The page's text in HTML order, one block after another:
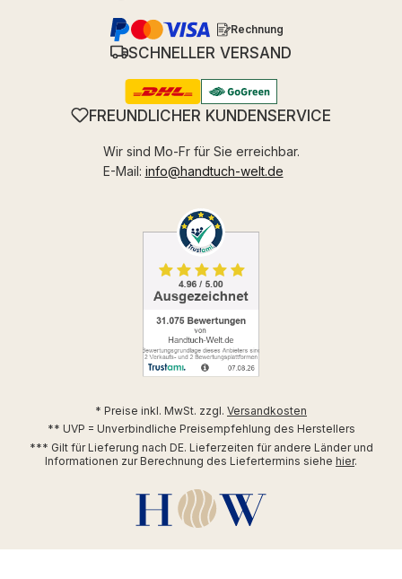
Rechnung
SCHNELLER VERSAND
FREUNDLICHER KUNDENSERVICE
Wir sind Mo-Fr für Sie erreichbar.
E-Mail: info@handtuch-welt.de
* Preise inkl. MwSt. zzgl. Versandkosten
** UVP = Unverbindliche Preisempfehlung des Herstellers
*** Gilt für Lieferung nach DE. Lieferzeiten für andere Länder und
Informationen zur Berechnung des Liefertermins siehe hier.